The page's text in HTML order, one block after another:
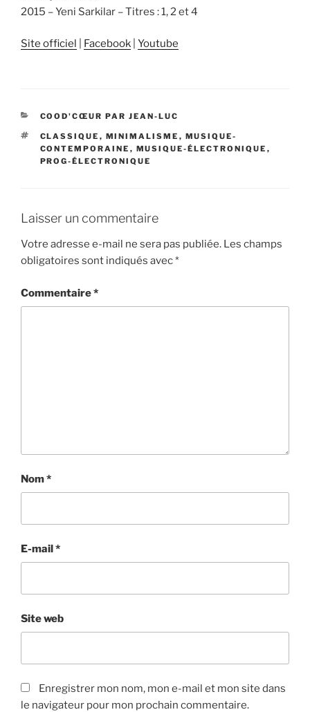
2015 – Yeni Sarkilar – Titres : 1, 2 et 4
Site officiel Facebook Youtube
CATÉGORIES
COOD'CŒUR PAR JEAN-LUC
ÉTIQUETTES
CLASSIQUE , MINIMALISME , MUSIQUE-
CONTEMPORAINE , MUSIQUE-ÉLECTRONIQUE ,
PROG-ÉLECTRONIQUE
Laisser un commentaire
Votre adresse e-mail ne sera pas publiée. Les champs
obligatoires sont indiqués avec*
Commentaire*
Nom*
E-mail*
Site web
Enregistrer mon nom, mon e-mail et mon site dans
le navigateur pour mon prochain commentaire.